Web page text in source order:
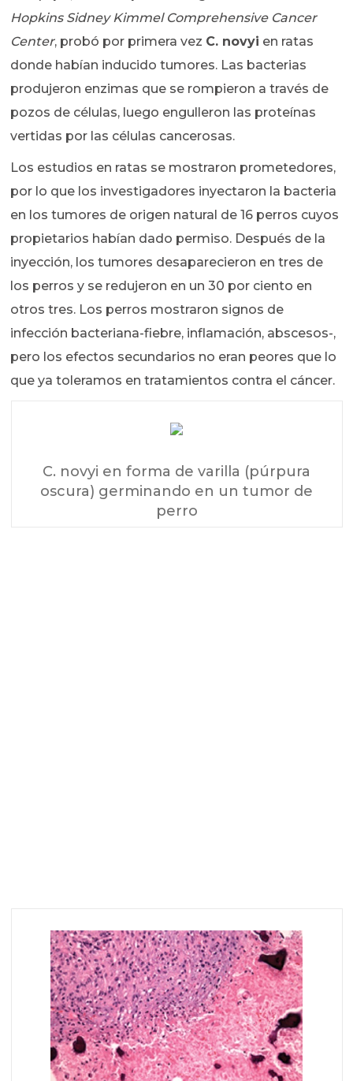
Hopkins Sidney Kimmel Comprehensive Cancer
Center, probó por primera vez C. novyi en ratas
donde habían inducido tumores. Las bacterias
produjeron enzimas que se rompieron a través de
pozos de células, luego engulleron las proteínas
vertidas por las células cancerosas.
Los estudios en ratas se mostraron prometedores,
por lo que los investigadores inyectaron la bacteria
en los tumores de origen natural de 16 perros cuyos
propietarios habían dado permiso. Después de la
inyección, los tumores desaparecieron en tres de
los perros y se redujeron en un 30 por ciento en
otros tres. Los perros mostraron signos de
infección bacteriana-fiebre, inflamación, abscesos-,
pero los efectos secundarios no eran peores que lo
que ya toleramos en tratamientos contra el cáncer.
C. novyi en forma de varilla (púrpura
oscura) germinando en un tumor de
perro